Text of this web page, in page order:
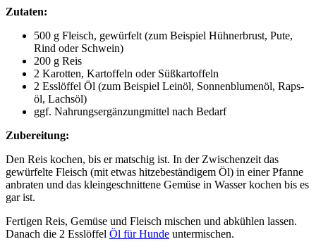
Zuta­ten:
500 g Fleisch, gewür­felt (zum Bei­spiel Hüh­ner­brust, Pute,
Rind oder Schwein)
200 g Reis
2 Karot­ten, Kar­tof­feln oder Süß­kar­tof­feln
2 Ess­löf­fel Öl (zum Bei­spiel Lein­öl, Son­nen­blu­men­öl, Raps­
öl, Lachs­öl)
ggf. Nah­rungs­er­gän­zung­mit­tel nach Bedarf
Zube­rei­tung:
Den Reis kochen, bis er mat­schig ist. In der Zwi­schen­zeit das
gewür­fel­te Fleisch (mit etwas hit­ze­be­stän­di­gem Öl) in einer Pfan­ne
anbra­ten und das klein­ge­schnit­te­ne Gemü­se in Was­ser kochen bis es
gar ist.
Fer­ti­gen Reis, Gemü­se und Fleisch mischen und abküh­len las­sen.
Danach die 2 Ess­löf­fel Öl für Hun­de unter­mi­schen.